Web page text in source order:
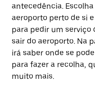
antecedência.
aeroporto perto de si
para pedir um serviço
sair do aeroporto. Na
irá saber onde se
para fazer a recolha,
muito mais.